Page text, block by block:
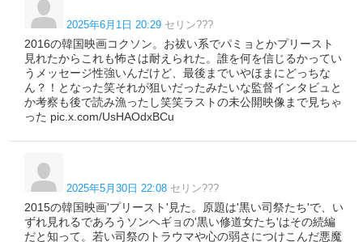
2025年6月1日 20:29 セリン???
2016の韓国映画コクソン。お祓い系でパミョとかプリースト
見れたからこれも怖さは耐えられた。誰を何を信じるかってい
うメッセージ性強いんだけど、最後までいやほまにどっちな
ん？！となった笑それが狙いだったみたいな監督インタビュと
か考察も後で読み漁ったし笑笑ラストの未公開映像まで見ちゃ
った pic.x.com/UsHAOdxBCu
2025年5月30日 22:08 セリン???
2015の韓国映画'プリースト'見た。原題は'黒い司祭たち'で、い
ずれ見れるであろうソンヘギョの'黒い修道女たち'はその続編
だと知って。若い司祭のトラウマや心の弱さにつけこんだ悪魔